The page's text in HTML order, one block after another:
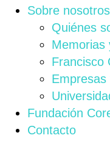
Sobre nosotros
Quiénes
Memorias
Francisco
Fundación
Contacto